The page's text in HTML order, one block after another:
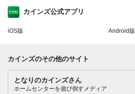
カインズ公式アプリ
iOS版 Android版
カインズのその他のサイト
となりのカインズさん
ホームセンターを遊び倒すメディア